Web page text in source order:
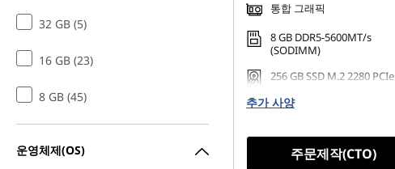
32 GB (5)
16 GB (23)
8 GB (45)
운영체제(OS)
통합 그래픽
8 GB DDR5-5600MT/s
(SODIMM)
256 GB SSD M.2 2280 PCIe
추가 사양
주문제작(CTO)